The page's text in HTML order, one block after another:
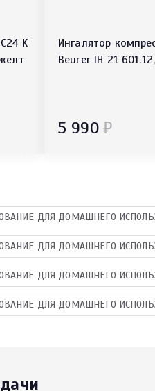
K
Ингалятор
Beurer IH 21
5 990 ₽
ДЛЯ ДОМАШНЕГО
ДЛЯ ДОМАШНЕГО
ДЛЯ ДОМАШНЕГО
ДЛЯ ДОМАШНЕГО